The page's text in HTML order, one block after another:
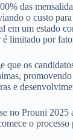
das
o custo
em um estado
é limitado por
que os
e
no Prouni 2025
o processo